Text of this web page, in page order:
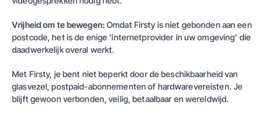
Vrijheid om te bewegen: OmdatFirsty is niet gebonden aan een
postcode, het is de enige 'internetprovider in uw omgeving' die
daadwerkelijk overal werkt.
Met Firsty, je bent niet beperkt door de beschikbaarheid van
glasvezel, postpaid-abonnementen of hardwarevereisten. Je
blijft gewoon verbonden, veilig, betaalbaar en wereldwijd.